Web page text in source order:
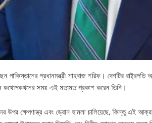
প্রধানমন্ত্রী শাহবাজ শরিফ। দেশটির রাষ্ট্রপতি
কথোপকথনের সময় এই মতামত প্রকাশ করেন তিনি।
উপর ক্ষেপণাস্ত্র এবং ড্রোন হামলা চালিয়েছে, কিন্তু এই